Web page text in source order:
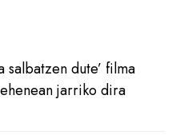
salbatzen dute’ filma
jarriko dira